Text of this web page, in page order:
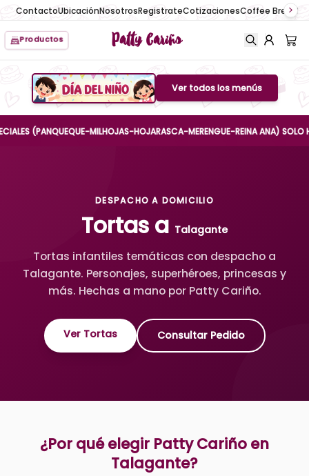
ContactoUbicaciónNosotrosRegistrateCotizacionesCoffee Break
Productos Patty Cariño
Boton de menu
Ver todos los menús
(PANQUEQUE-MILHOJAS-HOJARASCA-MERENGUE-REINA ANA) SOLO HASTA
DESPACHO A DOMICILIO
Tortas a Talagante
Tortas infantiles temáticas con despacho a
Talagante. Personajes, superhéroes, princesas y
más. Hechas a mano por Patty Cariño.
Ver Tortas Consultar Pedido
¿Por qué elegir Patty Cariño en
Talagante?